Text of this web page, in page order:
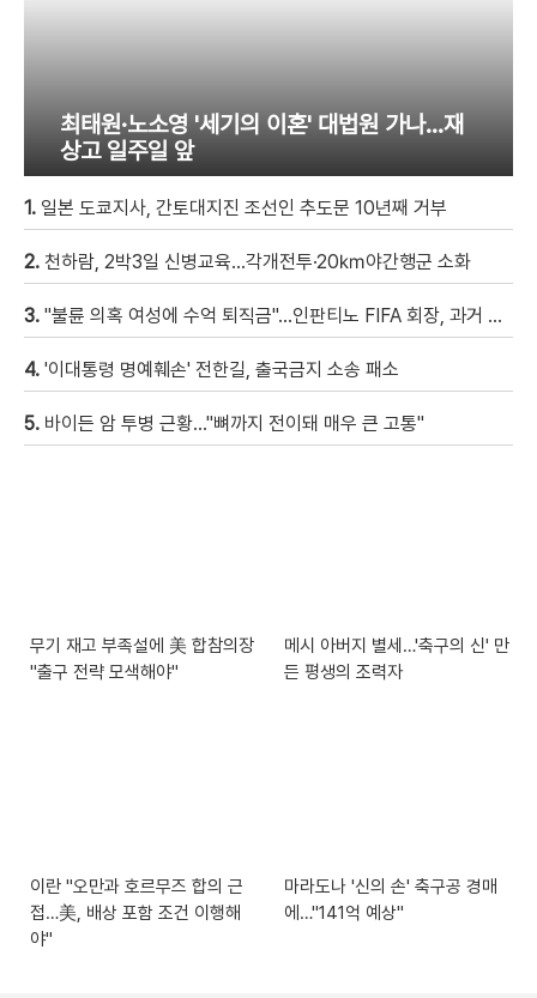
최태원·노소영 '세기의 이혼' 대법원 가나…재
상고 일주일 앞
1. 일본 도쿄지사, 간토대지진 조선인 추도문 10년째 거부
2. 천하람, 2박3일 신병교육…각개전투·20㎞야간행군 소화
3. "불륜 의혹 여성에 수억 퇴직금"…인판티노 FIFA 회장, 과거 논란
4. '이대통령 명예훼손' 전한길, 출국금지 소송 패소
5. 바이든 암 투병 근황…"뼈까지 전이돼 매우 큰 고통"
무기 재고 부족설에 美 합참의장
"출구 전략 모색해야"
메시 아버지 별세…'축구의 신' 만
든 평생의 조력자
이란 "오만과 호르무즈 합의 근
접…美, 배상 포함 조건 이행해
야"
마라도나 '신의 손' 축구공 경매
에…"141억 예상"